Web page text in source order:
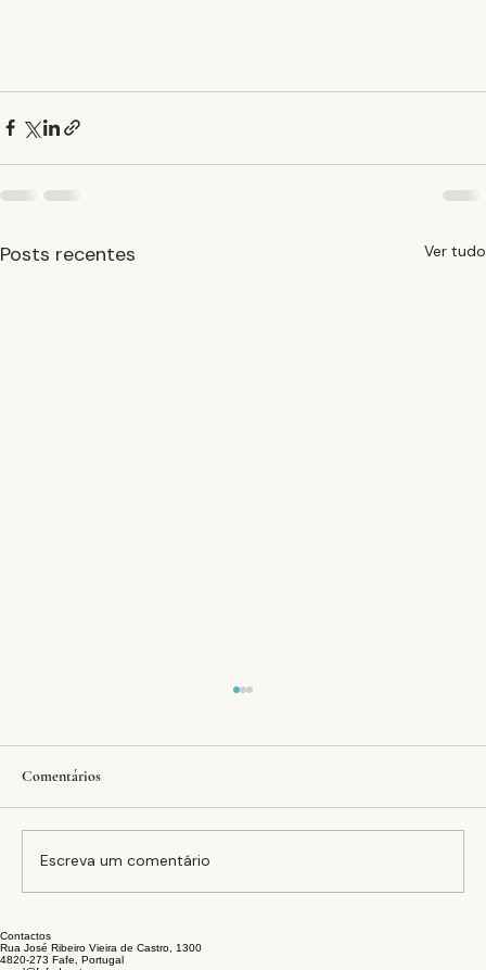
Posts recentes Ver tudo
A equação FAFEDRY: inovação, estabilidade e
Comentários
Escreva um comentário
Contactos
Rua José Ribeiro Vieira de Castro, 1300
4820-273 Fafe, Portugal